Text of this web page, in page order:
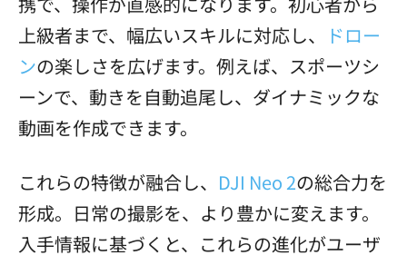
上級者まで、幅広いスキルに対応し、
ドロー
ンの楽しさを広げます。例えば、スポーツシ
ーンで、動きを自動追尾し、ダイナミックな
動画を作成できます。
これらの特徴が融合し、 DJI Neo 2の総合力を
形成。日常の撮影を、より豊かに変えます。
入手情報に基づくと、これらの進化がユーザ